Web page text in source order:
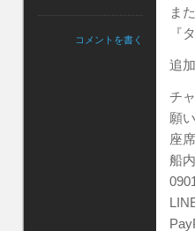
ま
『
追
チ
願
座
船
コメントを書く